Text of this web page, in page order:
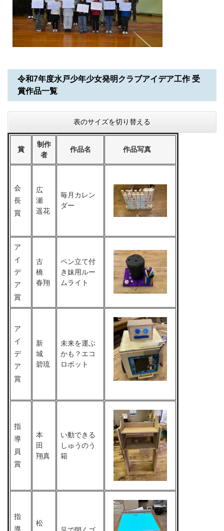
令和7年度水戸少年少女発明クラブアイデア工作 受
賞作品一覧
表のサイズを切り替える
賞
制作
者
作品名 作品写真
会
長
賞
広
瀬
遥花
毎月カレン
ダー
ア
イ
デ
ア
賞
古
橋
春翔
ペン立て付
き妹用ルー
ムライト
ア
イ
デ
ア
賞
新
城
碧琉
未来を運ぶ
かも？エコ
ロボット
指
導
員
賞
本
田
翔真
い動できる
しゅうのう
箱
指
導
松